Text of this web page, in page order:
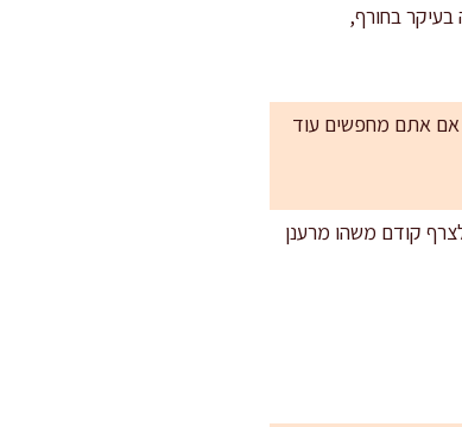
טחון. אני עושה את זה בעיקר בחורף,
אם אתם מחפשים עוד
קודם משהו מרענן